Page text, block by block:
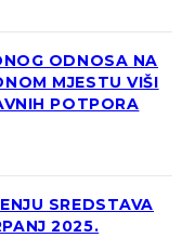
ODNOSA NA
MJESTU VIŠI
POTPORA
SREDSTAVA
2025.